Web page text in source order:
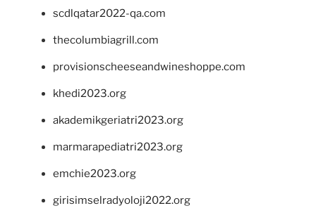
scdlqatar2022-qa.com
thecolumbiagrill.com
provisionscheeseandwineshoppe.com
khedi2023.org
akademikgeriatri2023.org
marmarapediatri2023.org
emchie2023.org
girisimselradyoloji2022.org